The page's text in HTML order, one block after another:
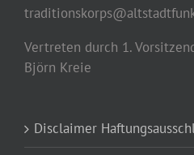
Vertreten durch 1.
Björn Kreie
Disclaimer